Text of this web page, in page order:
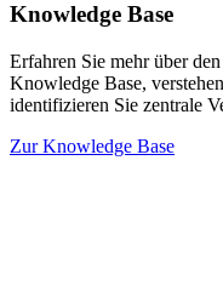
Knowledge Base
Erfahren Sie mehr über
Knowledge Base,
identifizieren Sie zentrale
Zur Knowledge Base